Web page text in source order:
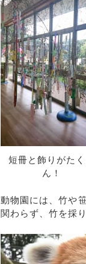
短冊と飾りがたく
ん！
動物園には、竹や
関わらず、竹を採